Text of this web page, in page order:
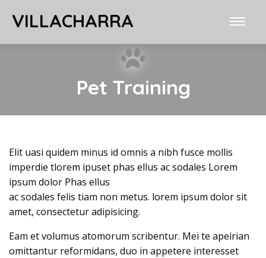
VILLACHARRA
Pet Training
Elit uasi quidem minus id omnis a nibh fusce mollis
imperdie tlorem ipuset phas ellus ac sodales Lorem
ipsum dolor Phas ellus
ac sodales felis tiam non metus. lorem ipsum dolor sit
amet, consectetur adipisicing.
Eam et volumus atomorum scribentur. Mei te apeirian
omittantur reformidans, duo in appetere interesset